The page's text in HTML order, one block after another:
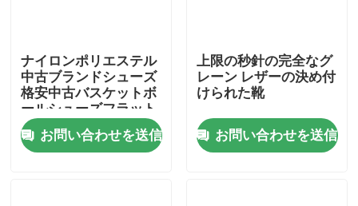
引用を要求しなさい
古着ファッション
ナイロンポリエステル
中古ブランドシューズ
格安中古バスケットボ
ールシューズフラット
ヒール
お問い合わせを送信
上限の秒針の完全なグ
レーン レザーの決め付
けられた靴
お問い合わせを送信